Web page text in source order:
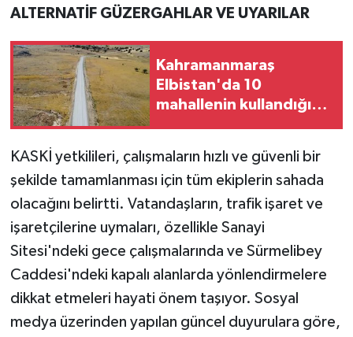
ALTERNATİF GÜZERGAHLAR VE UYARILAR
Kahramanmaraş
Elbistan'da 10
mahallenin kullandığı
KASKİ yetkilileri, çalışmaların hızlı ve güvenli bir
şekilde tamamlanması için tüm ekiplerin sahada
olacağını belirtti. Vatandaşların, trafik işaret ve
işaretçilerine uymaları, özellikle Sanayi
Sitesi'ndeki gece çalışmalarında ve Sürmelibey
Caddesi'ndeki kapalı alanlarda yönlendirmelere
dikkat etmeleri hayati önem taşıyor. Sosyal
medya üzerinden yapılan güncel duyurulara göre,